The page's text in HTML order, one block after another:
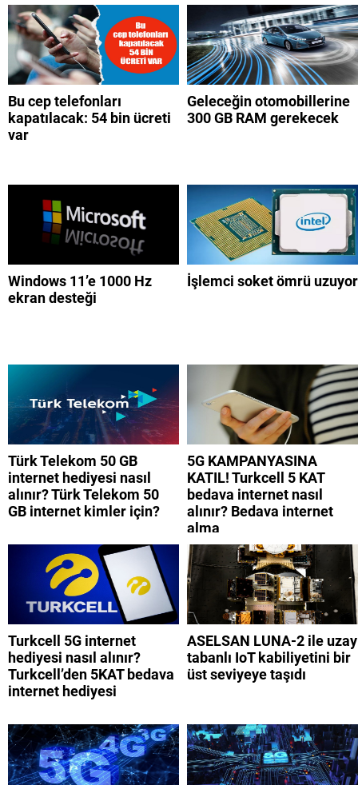
Bu cep telefonları
kapatılacak: 54 bin ücreti
var
Geleceğin otomobillerine
300 GB RAM gerekecek
Windows 11’e 1000 Hz
ekran desteği
İşlemci soket ömrü uzuyor
Türk Telekom 50 GB
internet hediyesi nasıl
alınır? Türk Telekom 50
GB internet kimler için?
5G KAMPANYASINA
KATIL! Turkcell 5 KAT
bedava internet nasıl
alınır? Bedava internet
alma
Turkcell 5G internet
hediyesi nasıl alınır?
Turkcell’den 5KAT bedava
internet hediyesi
ASELSAN LUNA-2 ile uzay
tabanlı IoT kabiliyetini bir
üst seviyeye taşıdı